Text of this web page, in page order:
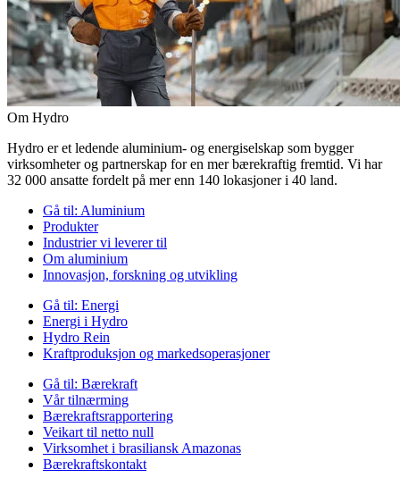
Om Hydro
Hydro er et ledende aluminium- og energiselskap som bygger
virksomheter og partnerskap for en mer bærekraftig fremtid. Vi har
32 000 ansatte fordelt på mer enn 140 lokasjoner i 40 land.
Gå til: Aluminium
Produkter
Industrier vi leverer til
Om aluminium
Innovasjon, forskning og utvikling
Gå til: Energi
Energi i Hydro
Hydro Rein
Kraftproduksjon og markedsoperasjoner
Gå til: Bærekraft
Vår tilnærming
Bærekraftsrapportering
Veikart til netto null
Virksomhet i brasiliansk Amazonas
Bærekraftskontakt